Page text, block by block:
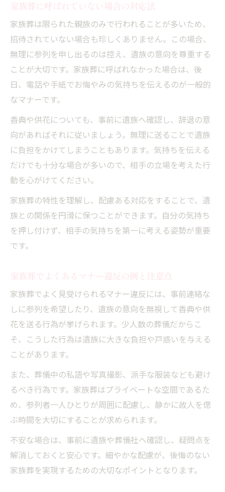
家族葬は限られた親族のみで行われることが多いため、
招待されていない場合も珍しくありません。この場合、
無理に参列を申し出るのは控え、遺族の意向を尊重する
ことが大切です。家族葬に呼ばれなかった場合は、後
日、電話や手紙でお悔やみの気持ちを伝えるのが一般的
なマナーです。
香典や供花についても、事前に遺族へ確認し、辞退の意
向があればそれに従いましょう。無理に送ることで遺族
に負担をかけてしまうこともあります。気持ちを伝える
だけでも十分な場合が多いので、相手の立場を考えた行
動を心がけてください。
家族葬の特性を理解し、配慮ある対応をすることで、遺
族との関係を円滑に保つことができます。自分の気持ち
を押し付けず、相手の気持ちを第一に考える姿勢が重要
です。
家族葬でよく見受けられるマナー違反には、事前連絡な
しに参列を希望したり、遺族の意向を無視して香典や供
花を送る行為が挙げられます。少人数の葬儀だからこ
そ、こうした行為は遺族に大きな負担や戸惑いを与える
ことがあります。
また、葬儀中の私語や写真撮影、派手な服装なども避け
るべき行為です。家族葬はプライベートな空間であるた
め、参列者一人ひとりが周囲に配慮し、静かに故人を偲
ぶ時間を大切にすることが求められます。
不安な場合は、事前に遺族や葬儀社へ確認し、疑問点を
解消しておくと安心です。細やかな配慮が、後悔のない
家族葬を実現するための大切なポイントとなります。